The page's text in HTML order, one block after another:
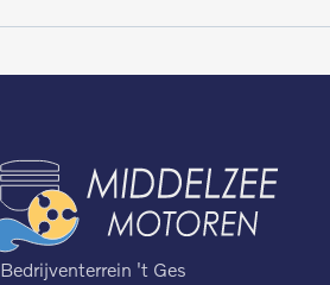
Bedrijventerrein 't Ges